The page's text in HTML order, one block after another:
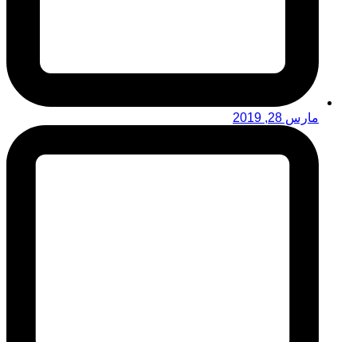
مارس 28, 2019